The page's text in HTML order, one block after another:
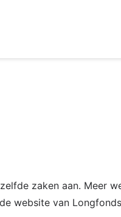
zaken aan. Meer
website van